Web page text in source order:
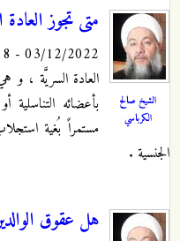
الشيخ صالح
الكرباسي
متى تجوز
03/12/2022 - 11:18
العادة السريَّة ، و
بأعضائه التناسلية
مستمراً بُغية
الجنسية .
هل عقوق